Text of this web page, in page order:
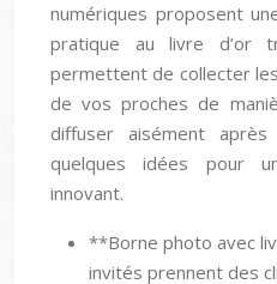
numériques proposent
pratique au livre d’or
permettent de collecter
de vos proches de
diffuser aisément
quelques idées pour
innovant.
**Borne photo avec
invités prennent des